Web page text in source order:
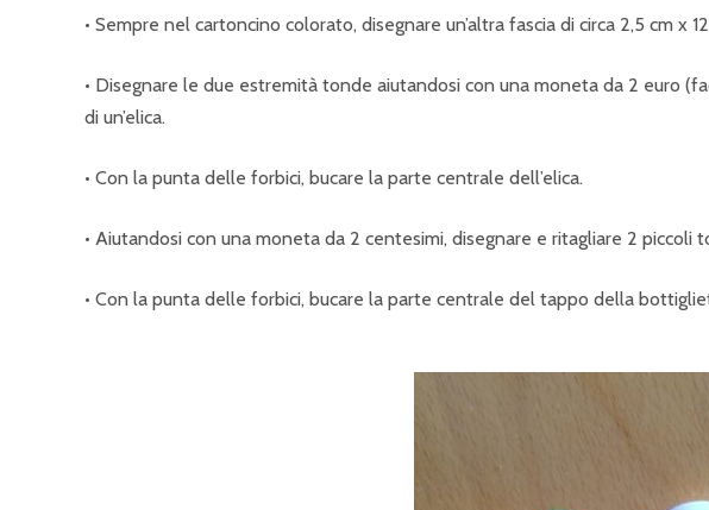
• Sempre nel cartoncino colorato, disegnare un’altra fascia di circa 2,5 cm x
• Disegnare le due estremità tonde aiutandosi con una moneta da 2 euro
di un’elica.
• Con la punta delle forbici, bucare la parte centrale dell’elica.
• Aiutandosi con una moneta da 2 centesimi, disegnare e ritagliare 2 piccoli
• Con la punta delle forbici, bucare la parte centrale del tappo della